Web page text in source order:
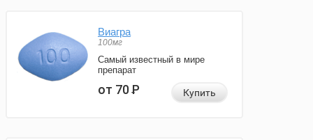
Виагра
100мг
Самый известный в мире
препарат
от 70Р Купить